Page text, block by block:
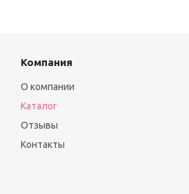
Компания
О компании
Каталог
Отзывы
Контакты